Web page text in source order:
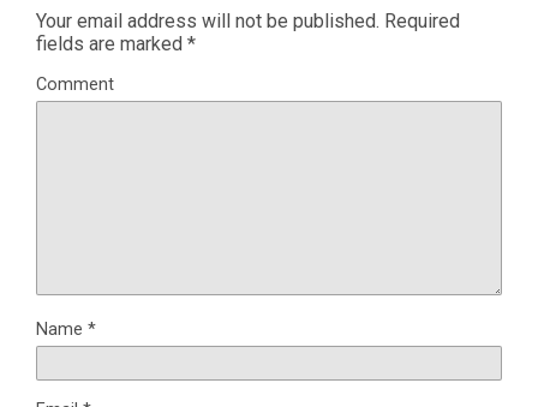
Your email address will not be published. Required
fields are marked *
Comment
Name *